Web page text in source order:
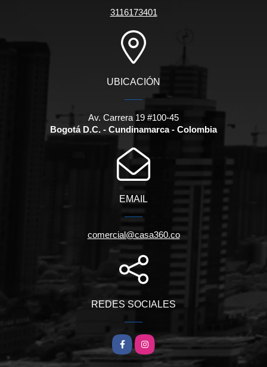
3116173401
UBICACIÓN
Av. Carrera 19 #100-45
Bogotá D.C. - Cundinamarca - Colombia
EMAIL
comercial@casa360.co
REDES SOCIALES
FacebookInstagram